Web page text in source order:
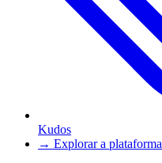
Kudos
→ Explorar a plataforma